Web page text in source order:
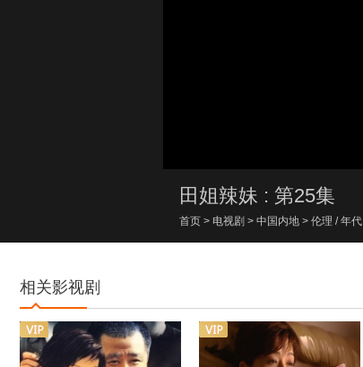
田姐辣妹 : 第25集
首页 > 电视剧 > 中国内地 > 伦理 / 年代
相关影视剧